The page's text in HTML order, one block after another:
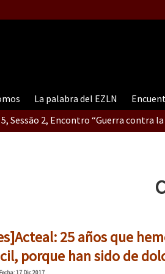
La palabra del EZLN
5, Sessão 2, Encontro “Guerra contra
25 años que
porque han sido de